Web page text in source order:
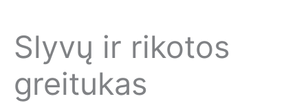
Slyvų ir rikotos
greitukas